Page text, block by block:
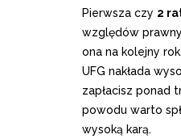
Pierwsza czy 2
względów
ona na kolejny
UFG nakłada
zapłacisz ponad
powodu warto
wysoką karą.